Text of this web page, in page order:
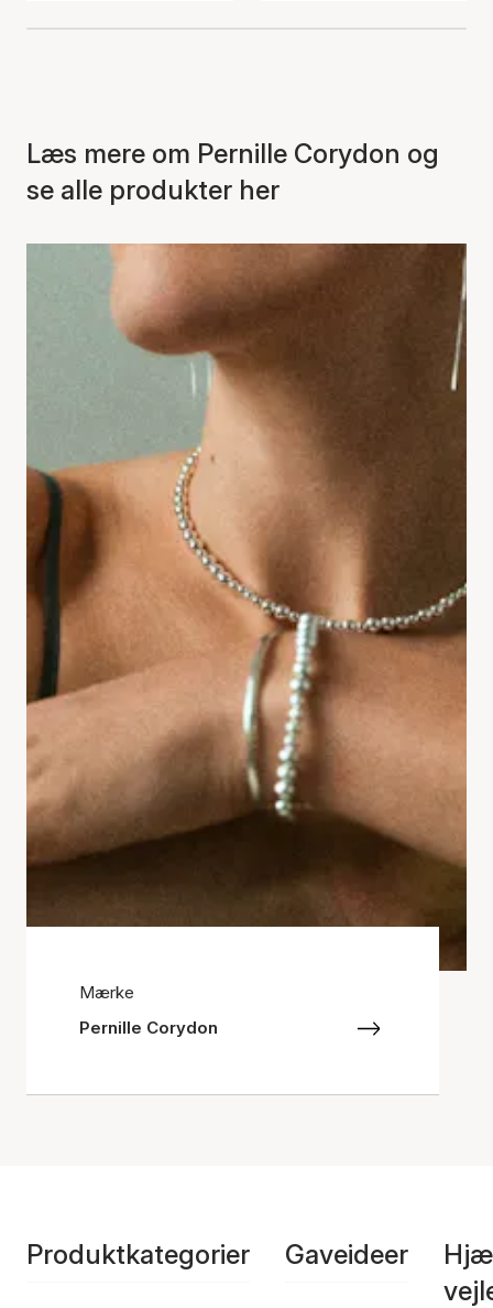
Læs mere om Pernille Corydon og
se alle produkter her
Mærke
Pernille Corydon
Produktkategorier Gaveideer